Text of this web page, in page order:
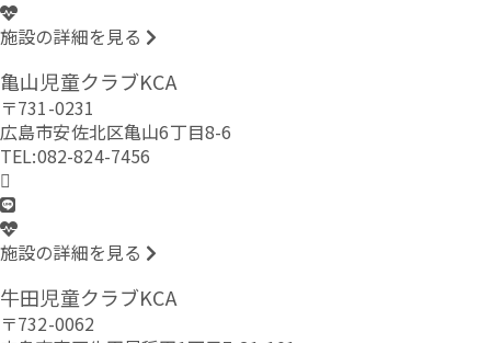
施設の詳細を見る
亀山児童クラブKCA
〒731-0231
広島市安佐北区亀山6丁目8-6
TEL:082-824-7456
施設の詳細を見る
牛田児童クラブKCA
〒732-0062